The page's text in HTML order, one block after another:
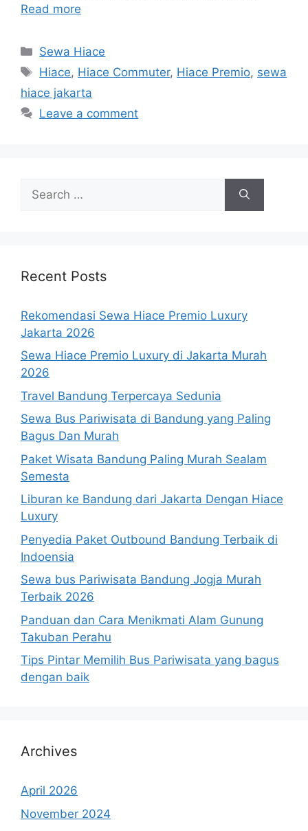
Read more
Categories
Sewa Hiace
Tags
Hiace, Hiace Commuter, Hiace Premio, sewa
hiace jakarta
Leave a comment
for:
Recent Posts
Rekomendasi Sewa Hiace Premio Luxury
Jakarta 2026
Sewa Hiace Premio Luxury di Jakarta Murah
2026
Travel Bandung Terpercaya Sedunia
Sewa Bus Pariwisata di Bandung yang Paling
Bagus Dan Murah
Paket Wisata Bandung Paling Murah Sealam
Semesta
Liburan ke Bandung dari Jakarta Dengan Hiace
Luxury
Penyedia Paket Outbound Bandung Terbaik di
Indoensia
Sewa bus Pariwisata Bandung Jogja Murah
Terbaik 2026
Panduan dan Cara Menikmati Alam Gunung
Takuban Perahu
Tips Pintar Memilih Bus Pariwisata yang bagus
dengan baik
Archives
April 2026
November 2024